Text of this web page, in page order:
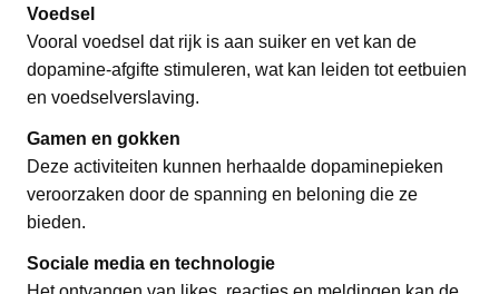
Voedsel
Vooral voedsel dat rijk is aan suiker en vet kan de
dopamine-afgifte stimuleren, wat kan leiden tot eetbuien
en voedselverslaving.
Gamen en gokken
Deze activiteiten kunnen herhaalde dopaminepieken
veroorzaken door de spanning en beloning die ze
bieden.
Sociale media en technologie